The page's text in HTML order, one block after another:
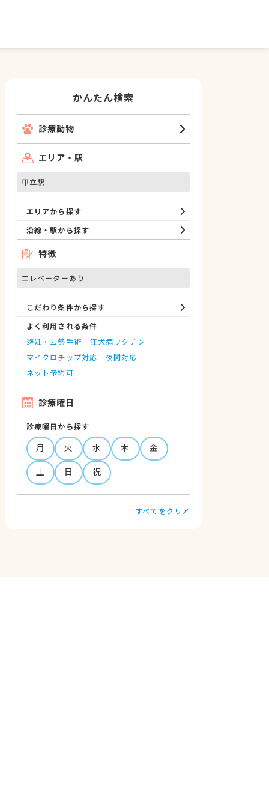
かんたん検索
診療動物
エリア・駅
甲立駅
エリアから探す
沿線・駅から探す
特徴
エレベーターあり
こだわり条件から探す
よく利用される条件
避妊・去勢手術
狂犬病ワクチン
マイクロチップ対応
夜間対応
ネット予約可
診療曜日
診療曜日から探す
月 火 水 木
金
土
日 祝
すべてをクリア